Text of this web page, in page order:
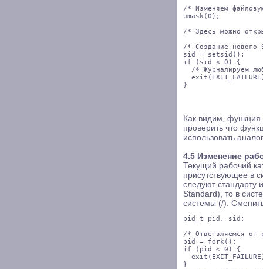
/* Изменяем
umask(0);
/* Здесь можно
/* Создание нового
sid = setsid();
if (sid < 0) {
/* Журналируем
Как видим,
проверить что
использовать
4.5 Изменение
Текущий рабочий
присутствующее в
следуют стандарту
Standard), то в
системы (/).
pid_t pid, sid;
/* Ответвляемся от
pid = fork();
if (pid < 0) {
}